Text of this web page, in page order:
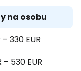
na osobu
– 330 EUR
– 530 EUR